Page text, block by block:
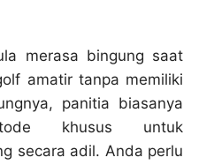
merasa bingung saat
amatir tanpa memiliki
panitia biasanya
khusus untuk
secara adil. Anda perlu